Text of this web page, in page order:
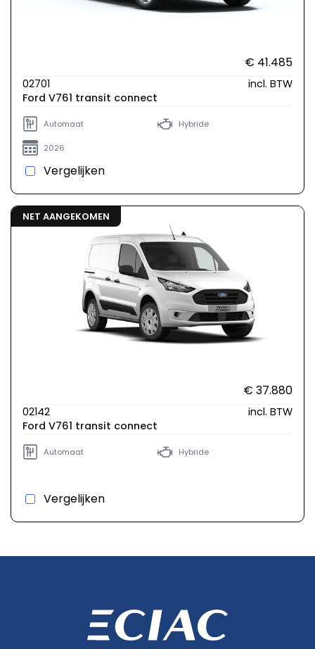
€ 41.485
02701
incl. BTW
Ford V761 transit connect
Automaat Hybride
2026
Vergelijken
NET AANGEKOMEN
€ 37.880
02142
incl. BTW
Ford V761 transit connect
Automaat Hybride
Vergelijken